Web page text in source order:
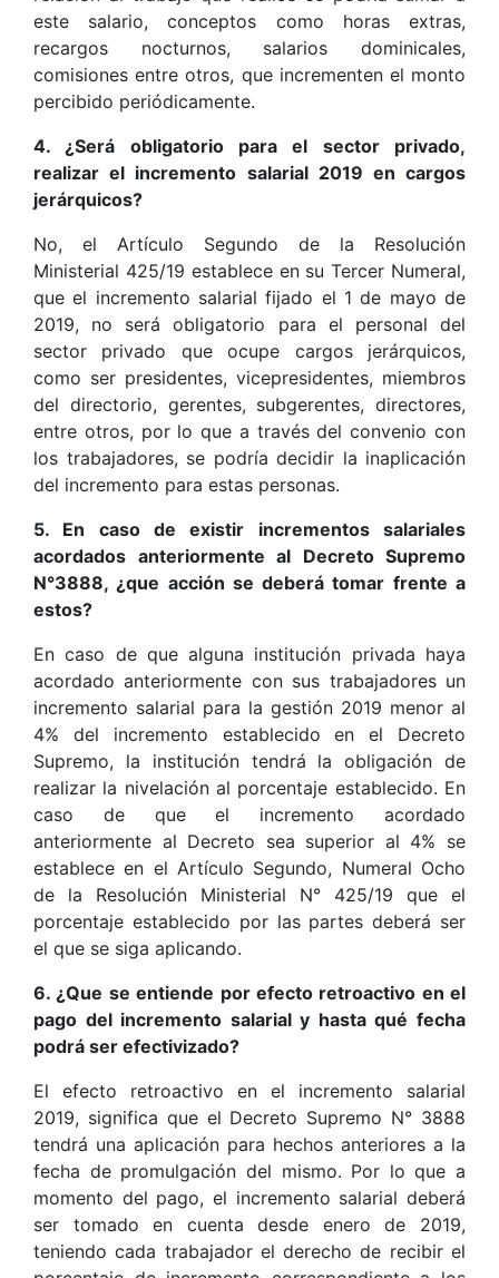
este salario, conceptos como horas extras,
recargos nocturnos, salarios dominicales,
comisiones entre otros, que incrementen el monto
percibido periódicamente.
4. ¿Será obligatorio para el sector privado,
realizar el incremento salarial 2019 en cargos
jerárquicos?
No, el Artículo Segundo de la Resolución
Ministerial 425/19 establece en su Tercer Numeral,
que el incremento salarial fijado el 1 de mayo de
2019, no será obligatorio para el personal del
sector privado que ocupe cargos jerárquicos,
como ser presidentes, vicepresidentes, miembros
del directorio, gerentes, subgerentes, directores,
entre otros, por lo que a través del convenio con
los trabajadores, se podría decidir la inaplicación
del incremento para estas personas.
5. En caso de existir incrementos salariales
acordados anteriormente al Decreto Supremo
N°3888, ¿que acción se deberá tomar frente a
estos?
En caso de que alguna institución privada haya
acordado anteriormente con sus trabajadores un
incremento salarial para la gestión 2019 menor al
4% del incremento establecido en el Decreto
Supremo, la institución tendrá la obligación de
realizar la nivelación al porcentaje establecido. En
caso de que el incremento acordado
anteriormente al Decreto sea superior al 4% se
establece en el Artículo Segundo, Numeral Ocho
de la Resolución Ministerial N° 425/19 que el
porcentaje establecido por las partes deberá ser
el que se siga aplicando.
6. ¿Que se entiende por efecto retroactivo en el
pago del incremento salarial y hasta qué fecha
podrá ser efectivizado?
El efecto retroactivo en el incremento salarial
2019, significa que el Decreto Supremo N° 3888
tendrá una aplicación para hechos anteriores a la
fecha de promulgación del mismo. Por lo que a
momento del pago, el incremento salarial deberá
ser tomado en cuenta desde enero de 2019,
teniendo cada trabajador el derecho de recibir el